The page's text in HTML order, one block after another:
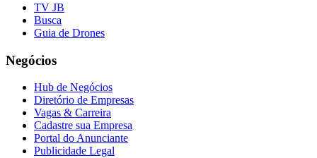
TV JB
Busca
Guia de Drones
Negócios
Hub de Negócios
Diretório de Empresas
Vagas & Carreira
Cadastre sua Empresa
Portal do Anunciante
Publicidade Legal